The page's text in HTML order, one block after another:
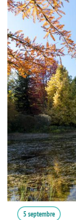
5 septembre